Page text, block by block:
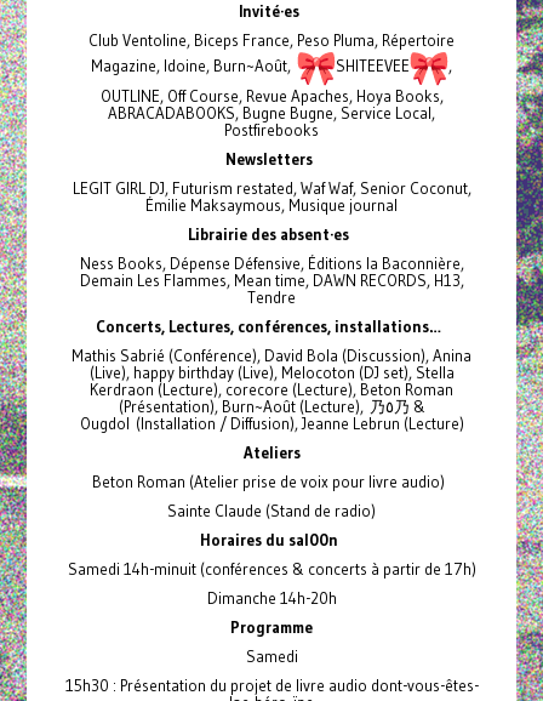
Invité·es
Club Ventoline, Biceps France, Peso Pluma, Répertoire
Magazine, Idoine, Burn~Août,
SHITEEVEE
,
OUTLINE, Off Course, Revue Apaches, Hoya Books,
ABRACADABOOKS, Bugne Bugne, Service Local,
Postfirebooks
Newsletters
LEGIT GIRL DJ, Futurism restated, Waf Waf, Senior Coconut,
Émilie Maksaymous, Musique journal
Librairie des absent·es
Ness Books, Dépense Défensive, Éditions la Baconnière,
Demain Les Flammes, Mean time, DAWN RECORDS, H13,
Tendre
Concerts, Lectures, conférences, installations…
Mathis Sabrié (Conférence), David Bola (Discussion), Anina
(Live), happy birthday (Live), Melocoton (DJ set), Stella
Kerdraon (Lecture), corecore (Lecture), Beton Roman
(Présentation), Burn~Août (Lecture), 乃٥乃 &
Ougdol (Installation / Diffusion), Jeanne Lebrun (Lecture)
Ateliers
Beton Roman (Atelier prise de voix pour livre audio)
Sainte Claude (Stand de radio)
Horaires du sal00n
Samedi 14h-minuit (conférences & concerts à partir de 17h)
Dimanche 14h-20h
Programme
Samedi
15h30 : Présentation du projet de livre audio dont-vous-êtes-